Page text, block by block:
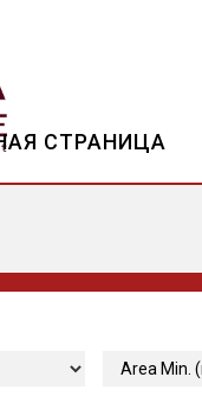
СТРАНИЦА